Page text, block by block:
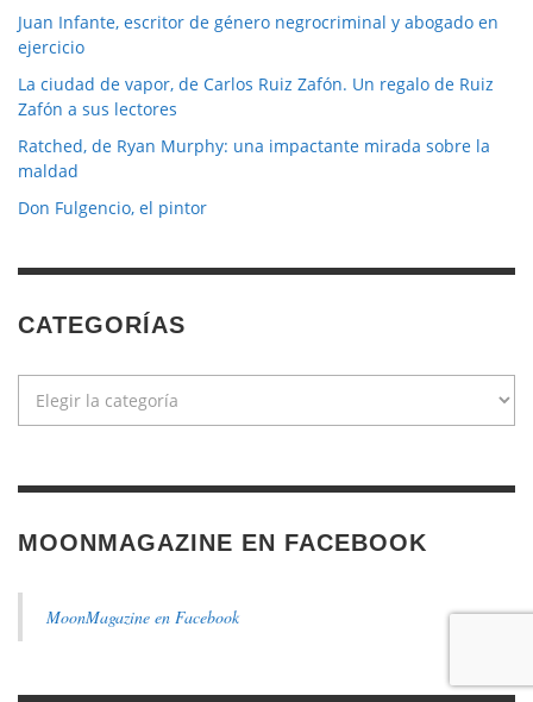
Juan Infante, escritor de género negrocriminal y abogado en
ejercicio
La ciudad de vapor, de Carlos Ruiz Zafón. Un regalo de Ruiz
Zafón a sus lectores
Ratched, de Ryan Murphy: una impactante mirada sobre la
maldad
Don Fulgencio, el pintor
CATEGORÍAS
MOONMAGAZINE EN FACEBOOK
MoonMagazine en Facebook